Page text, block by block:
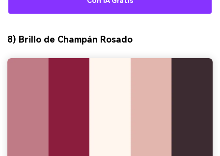
8) Brillo de Champán Rosado